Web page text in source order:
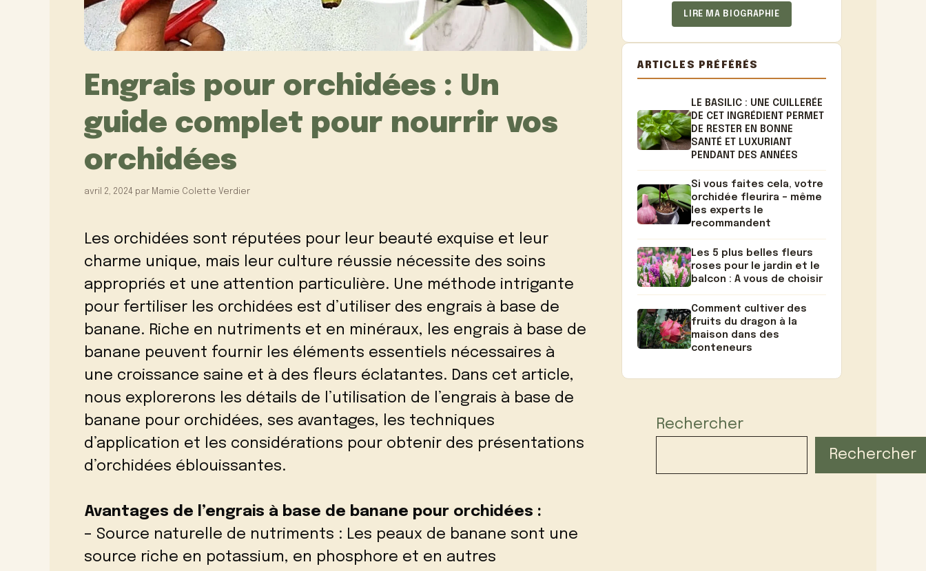
Engrais pour orchidées : Un
guide complet pour nourrir vos
orchidées
avril 2, 2024 par Mamie Colette Verdier
Les orchidées sont réputées pour leur beauté exquise et leur
charme unique, mais leur culture réussie nécessite des soins
appropriés et une attention particulière. Une méthode intrigante
pour fertiliser les orchidées est d’utiliser des engrais à base de
banane. Riche en nutriments et en minéraux, les engrais à base de
banane peuvent fournir les éléments essentiels nécessaires à
une croissance saine et à des fleurs éclatantes. Dans cet article,
nous explorerons les détails de l’utilisation de l’engrais à base de
banane pour orchidées, ses avantages, les techniques
d’application et les considérations pour obtenir des présentations
d’orchidées éblouissantes.
Avantages de l’engrais à base de banane pour orchidées :
– Source naturelle de nutriments : Les peaux de banane sont une
source riche en potassium, en phosphore et en autres
LIRE MA BIOGRAPHIE
ARTICLES PRÉFÉRÉS
LE BASILIC : UNE CUILLERÉE
DE CET INGRÉDIENT PERMET
DE RESTER EN BONNE
SANTÉ ET LUXURIANT
PENDANT DES ANNÉES
Si vous faites cela, votre
orchidée fleurira – même
les experts le
recommandent
Les 5 plus belles fleurs
roses pour le jardin et le
balcon : A vous de choisir
Comment cultiver des
fruits du dragon à la
maison dans des
conteneurs
Rechercher
Rechercher